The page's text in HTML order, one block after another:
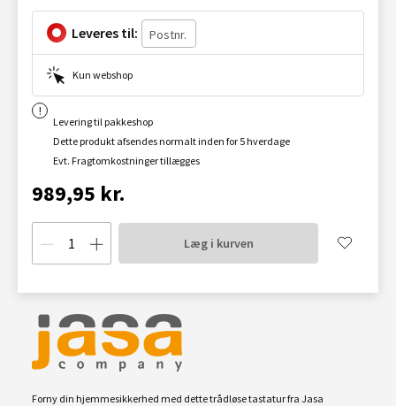
Leveres til:
Kun webshop
Levering til pakkeshop
Dette produkt afsendes normalt inden for 5 hverdage
Evt. Fragtomkostninger tillægges
989,95 kr.
Læg i kurven
Forny din hjemmesikkerhed med dette trådløse tastatur fra Jasa